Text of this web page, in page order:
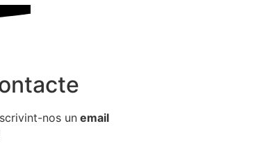
nos un email